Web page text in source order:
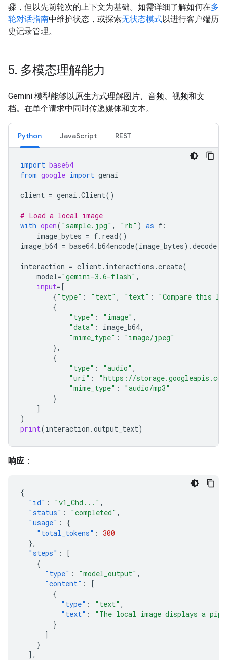
骤，但以先前轮次的上下文为基础。如需详细了解如何在多
轮对话指南中维护状态，或探索无状态模式以进行客户端历
史记录管理。
5. 多模态理解能力
Gemini 模型能够以原生方式理解图片、音频、视频和文
档。在单个请求中同时传递媒体和文本。
Python JavaScript REST
import base64
from google import genai
client = genai .Client()
# Load a local image
with open( "sample.jpg" , "rb" ) as f :
image_bytes = f. read()
image_b64 = base64.b64encode(image_bytes) .decode(
interaction = client. interactions .create(
model="gemini-3.6-flash" ,
input=[
{"type" : "text" , "text" :
"Compare this
{
"type" : "image" ,
"data" : image_b64,
"mime_type" :
"image/jpeg"
},
{
"type" : "audio" ,
"uri" :
"https://
"mime_type" :
"audio/mp3"
}
]
)
print(interaction .output_text)
响应 ：
{
"id" : "v1_Chd..." ,
"status" : "completed" ,
"usage" :
{
"total_tokens" : 300
},
"steps" :
[
{
"type" : "model_output" ,
"content" :
[
{
"type" : "text" ,
"text" :
"The local image displays a
}
]
}
],